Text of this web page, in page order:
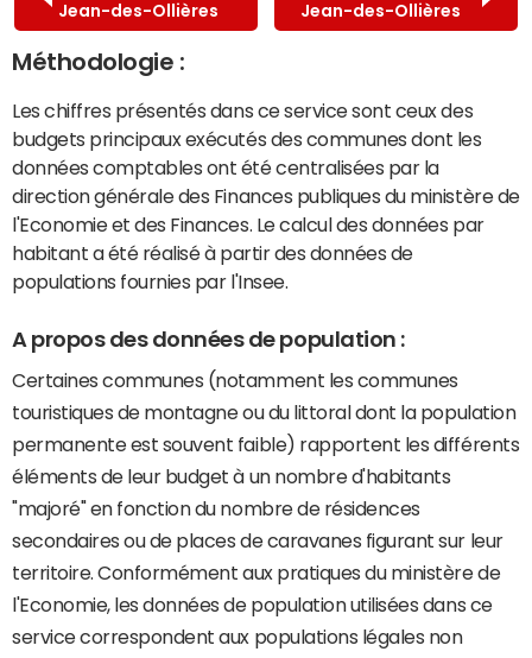
Jean-des-Ollières
Jean-des-Ollières
Méthodologie :
Les chiffres présentés dans ce service sont ceux des
budgets principaux exécutés des communes dont les
données comptables ont été centralisées par la
direction générale des Finances publiques du ministère de
l'Economie et des Finances. Le calcul des données par
habitant a été réalisé à partir des données de
populations fournies par l'Insee.
A propos des données de population :
Certaines communes (notamment les communes
touristiques de montagne ou du littoral dont la population
permanente est souvent faible) rapportent les différents
éléments de leur budget à un nombre d'habitants
"majoré" en fonction du nombre de résidences
secondaires ou de places de caravanes figurant sur leur
territoire. Conformément aux pratiques du ministère de
l'Economie, les données de population utilisées dans ce
service correspondent aux populations légales non